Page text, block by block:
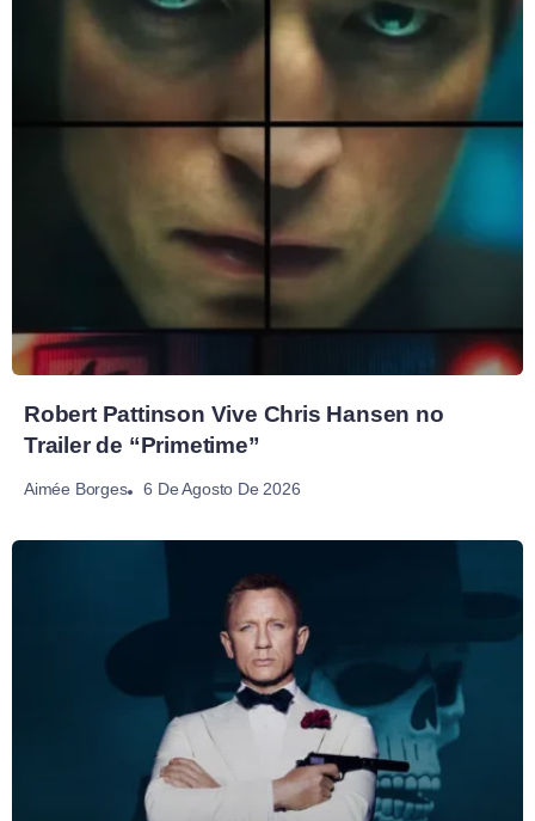
Robert Pattinson Vive Chris Hansen no
Trailer de “Primetime”
Aimée Borges 6 De Agosto De 2026